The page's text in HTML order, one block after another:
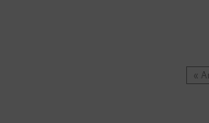
«